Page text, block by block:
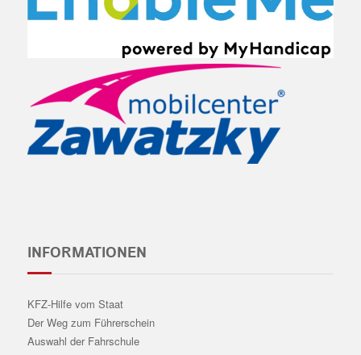
INFORMATIONEN
KFZ-Hilfe vom Staat
Der Weg zum Führerschein
Auswahl der Fahrschule